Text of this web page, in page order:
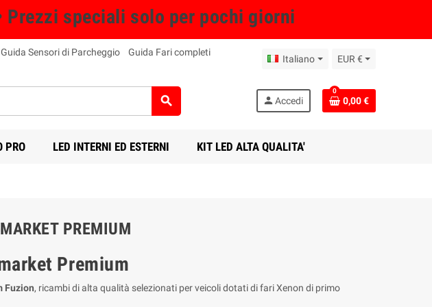
• Prezzi speciali solo per pochi giorni
Guida Sensori di Parcheggio
Guida Fari completi
Italiano EUR €
search person Accedi
0
0,00 €
PRO LED INTERNI ED ESTERNI KIT LED ALTA QUALITA'
PREMIUM
Premium
Fuzion, ricambi di alta qualità selezionati per veicoli dotati di fari Xenon di primo